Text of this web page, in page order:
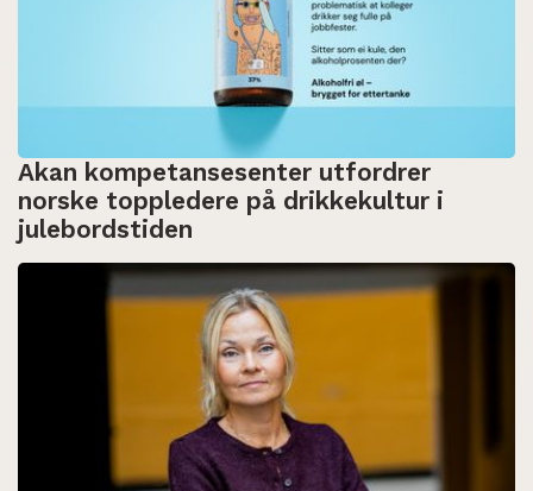
Akan kompetansesenter utfordrer
norske toppledere på drikkekultur i
julebordstiden